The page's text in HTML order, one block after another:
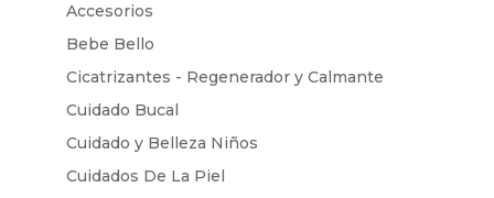
Accesorios
Bebe Bello
Cicatrizantes - Regenerador y Calmante
Cuidado Bucal
Cuidado y Belleza Niños
Cuidados De La Piel